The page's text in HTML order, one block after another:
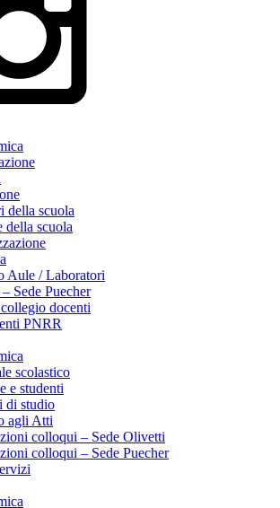
della scuola
della scuola
Aule / Laboratori
Sede Puecher
docenti
PNRR
scolastico
e studenti
di studio
agli Atti
colloqui – Sede Olivetti
colloqui – Sede Puecher